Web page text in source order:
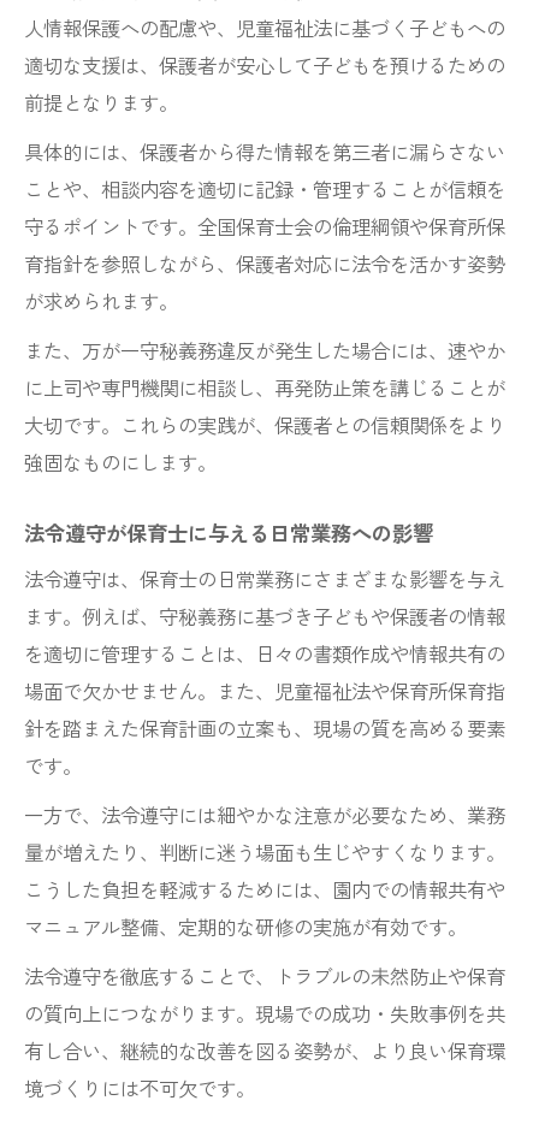
人情報保護への配慮や、児童福祉法に基づく子どもへの
適切な支援は、保護者が安心して子どもを預けるための
前提となります。
具体的には、保護者から得た情報を第三者に漏らさない
ことや、相談内容を適切に記録・管理することが信頼を
守るポイントです。全国保育士会の倫理綱領や保育所保
育指針を参照しながら、保護者対応に法令を活かす姿勢
が求められます。
また、万が一守秘義務違反が発生した場合には、速やか
に上司や専門機関に相談し、再発防止策を講じることが
大切です。これらの実践が、保護者との信頼関係をより
強固なものにします。
法令遵守が保育士に与える日常業務への影響
法令遵守は、保育士の日常業務にさまざまな影響を与え
ます。例えば、守秘義務に基づき子どもや保護者の情報
を適切に管理することは、日々の書類作成や情報共有の
場面で欠かせません。また、児童福祉法や保育所保育指
針を踏まえた保育計画の立案も、現場の質を高める要素
です。
一方で、法令遵守には細やかな注意が必要なため、業務
量が増えたり、判断に迷う場面も生じやすくなります。
こうした負担を軽減するためには、園内での情報共有や
マニュアル整備、定期的な研修の実施が有効です。
法令遵守を徹底することで、トラブルの未然防止や保育
の質向上につながります。現場での成功・失敗事例を共
有し合い、継続的な改善を図る姿勢が、より良い保育環
境づくりには不可欠です。